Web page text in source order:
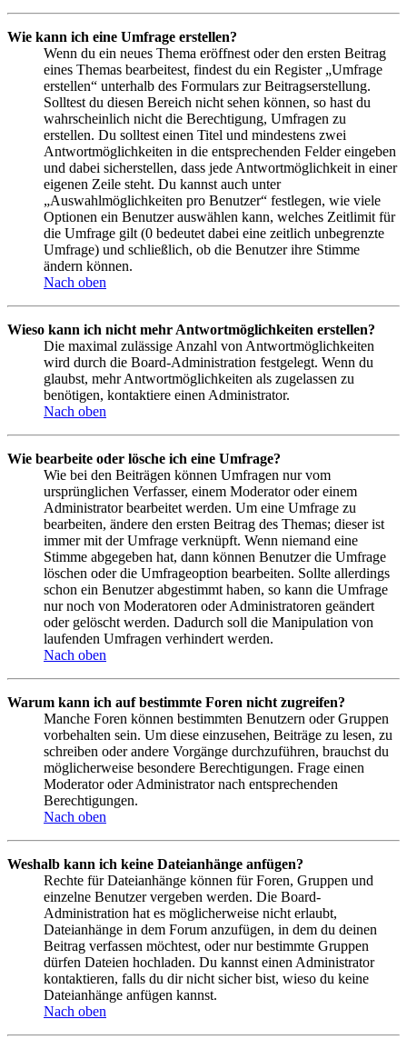
Wie kann ich eine Umfrage erstellen?
Wenn du ein neues Thema eröffnest oder den ersten Beitrag
eines Themas bearbeitest, findest du ein Register „Umfrage
erstellen“ unterhalb des Formulars zur Beitragserstellung.
Solltest du diesen Bereich nicht sehen können, so hast du
wahrscheinlich nicht die Berechtigung, Umfragen zu
erstellen. Du solltest einen Titel und mindestens zwei
Antwortmöglichkeiten in die entsprechenden Felder eingeben
und dabei sicherstellen, dass jede Antwortmöglichkeit in einer
eigenen Zeile steht. Du kannst auch unter
„Auswahlmöglichkeiten pro Benutzer“ festlegen, wie viele
Optionen ein Benutzer auswählen kann, welches Zeitlimit für
die Umfrage gilt (0 bedeutet dabei eine zeitlich unbegrenzte
Umfrage) und schließlich, ob die Benutzer ihre Stimme
ändern können.
Nach oben
Wieso kann ich nicht mehr Antwortmöglichkeiten erstellen?
Die maximal zulässige Anzahl von Antwortmöglichkeiten
wird durch die Board-Administration festgelegt. Wenn du
glaubst, mehr Antwortmöglichkeiten als zugelassen zu
benötigen, kontaktiere einen Administrator.
Nach oben
Wie bearbeite oder lösche ich eine Umfrage?
Wie bei den Beiträgen können Umfragen nur vom
ursprünglichen Verfasser, einem Moderator oder einem
Administrator bearbeitet werden. Um eine Umfrage zu
bearbeiten, ändere den ersten Beitrag des Themas; dieser ist
immer mit der Umfrage verknüpft. Wenn niemand eine
Stimme abgegeben hat, dann können Benutzer die Umfrage
löschen oder die Umfrageoption bearbeiten. Sollte allerdings
schon ein Benutzer abgestimmt haben, so kann die Umfrage
nur noch von Moderatoren oder Administratoren geändert
oder gelöscht werden. Dadurch soll die Manipulation von
laufenden Umfragen verhindert werden.
Nach oben
Warum kann ich auf bestimmte Foren nicht zugreifen?
Manche Foren können bestimmten Benutzern oder Gruppen
vorbehalten sein. Um diese einzusehen, Beiträge zu lesen, zu
schreiben oder andere Vorgänge durchzuführen, brauchst du
möglicherweise besondere Berechtigungen. Frage einen
Moderator oder Administrator nach entsprechenden
Berechtigungen.
Nach oben
Weshalb kann ich keine Dateianhänge anfügen?
Rechte für Dateianhänge können für Foren, Gruppen und
einzelne Benutzer vergeben werden. Die Board-
Administration hat es möglicherweise nicht erlaubt,
Dateianhänge in dem Forum anzufügen, in dem du deinen
Beitrag verfassen möchtest, oder nur bestimmte Gruppen
dürfen Dateien hochladen. Du kannst einen Administrator
kontaktieren, falls du dir nicht sicher bist, wieso du keine
Dateianhänge anfügen kannst.
Nach oben